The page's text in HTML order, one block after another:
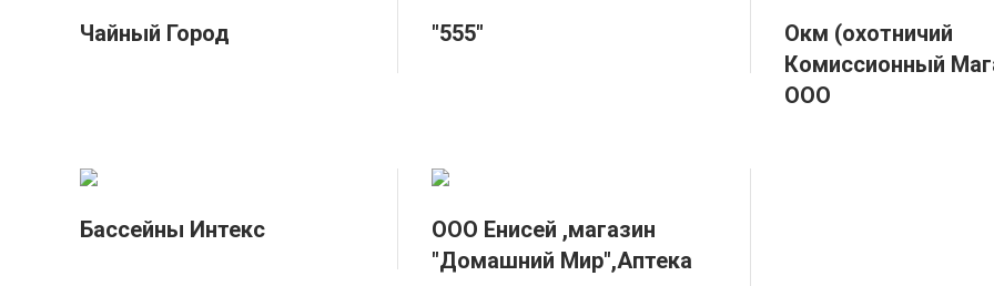
Чайный Город "555"
Окм (охотничий
Комиссионный
ООО
Бассейны Интекс
ООО Енисей ,магазин
"Домашний Мир",Аптека